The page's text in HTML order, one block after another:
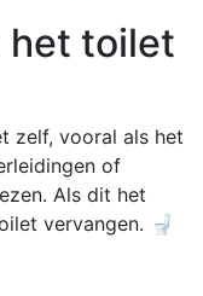
het toilet
zelf, vooral als het
of
Als dit het
vervangen. 🚽